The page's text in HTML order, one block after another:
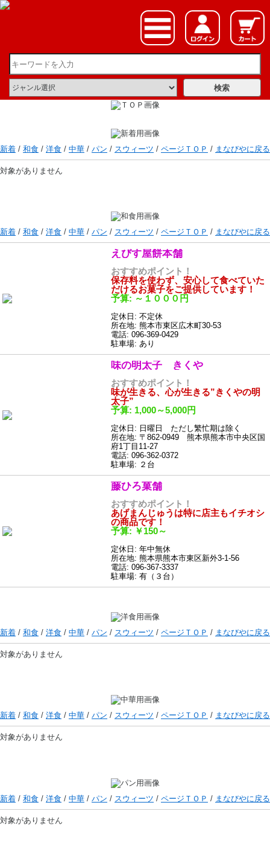
新着 / 和食 / 洋食 / 中華 / パン / スウィーツ / ページＴＯＰ / まなびやに戻る
対象がありません
新着 / 和食 / 洋食 / 中華 / パン / スウィーツ / ページＴＯＰ / まなびやに戻る
えびす屋餅本舗
おすすめポイント！
保存料を使わず、安心して食べていた
だけるお菓子をご提供しています！
予算: ～１０００円
定休日: 不定休
所在地: 熊本市東区広木町30-53
電話: 096-369-0429
駐車場: あり
味の明太子 きくや
おすすめポイント！
味が生きる、心が生きる”きくやの明
太子”
予算: 1,000～5,000円
定休日: 日曜日 ただし繁忙期は除く
所在地: 〒862-0949 熊本県熊本市中央区国
府1丁目11-27
電話: 096-362-0372
駐車場: ２台
藤ひろ菓舗
おすすめポイント！
あげまんじゅうは特に店主もイチオシ
の商品です！
予算: ￥150～
定休日: 年中無休
所在地: 熊本県熊本市東区新外3-1-56
電話: 096-367-3337
駐車場: 有（３台）
新着 / 和食 / 洋食 / 中華 / パン / スウィーツ / ページＴＯＰ / まなびやに戻る
対象がありません
新着 / 和食 / 洋食 / 中華 / パン / スウィーツ / ページＴＯＰ / まなびやに戻る
対象がありません
新着 / 和食 / 洋食 / 中華 / パン / スウィーツ / ページＴＯＰ / まなびやに戻る
対象がありません